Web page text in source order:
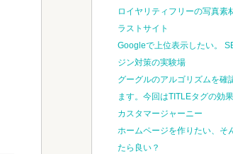
ロイヤリティフリーの写真素
ラストサイト
Googleで上位表示したい。
ジン対策の実験場
グーグルのアルゴリズムを確
ます。今回はTITLEタグの効果
カスタマージャーニー
ホームページを作りたい、そ
たら良い？